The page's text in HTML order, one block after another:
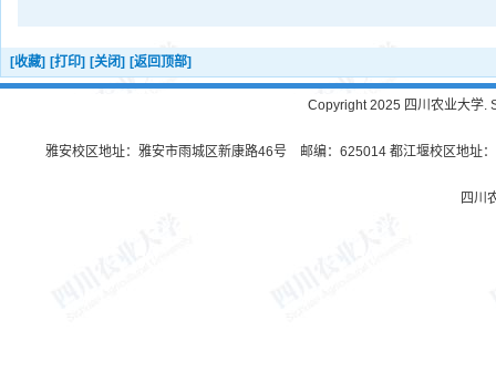
[收藏] [打印] [关闭] [返回顶部]
Copyright 2025 四川农业大学.
雅安校区地址：雅安市雨城区新康路46号 邮编：625014 都江堰校区地址
四川